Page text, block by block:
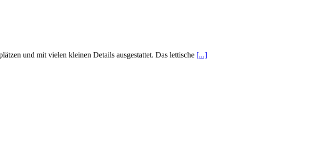
und mit vielen kleinen Details ausgestattet. Das lettische [...]